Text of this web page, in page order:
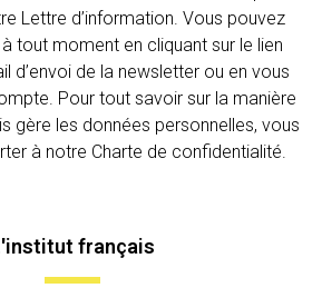
Lettre d’information. Vous pouvez
tout moment en cliquant sur le lien
d’envoi de la newsletter ou en vous
Pour tout savoir sur la manière
gère les données personnelles, vous
à notre Charte de confidentialité.
français